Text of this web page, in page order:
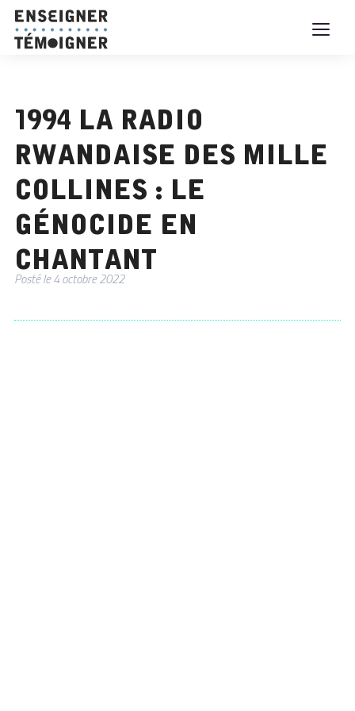
1994 La radio
rwandaise des Mille
collines : le
génocide en
chantant
Posté le4 octobre 2022